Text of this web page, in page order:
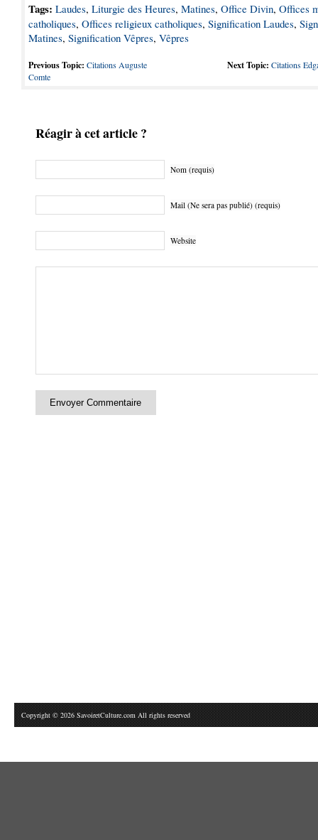
Tags: Laudes, Liturgie des Heures, Matines, Office Divin, Offices
catholiques, Offices religieux catholiques, Signification Laudes,
Matines, Signification Vêpres, Vêpres
Previous Topic: Citations Auguste
Comte
Next Topic: Citations
Réagir à cet article ?
Nom (requis)
Mail (Ne sera pas publié) (requis)
Website
Copyright © 2026 SavoiretCulture.com All rights reserved